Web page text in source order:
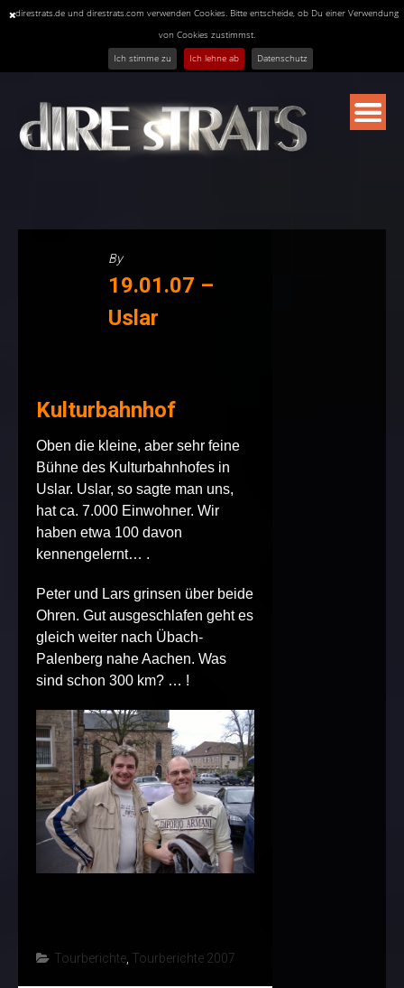
direstrats.de und direstrats.com verwenden Cookies. Bitte entscheide, ob Du einer Verwendung
von Cookies zustimmst.
Ich stimme zu
Ich lehne ab Datenschutz
content
By
19.01.07 –
Uslar
Kulturbahnhof
Oben die kleine, aber sehr feine
Bühne des Kulturbahnhofes in
Uslar. Uslar, so sagte man uns,
hat ca. 7.000 Einwohner. Wir
haben etwa 100 davon
kennengelernt… .
Peter und Lars grinsen über beide
Ohren. Gut ausgeschlafen geht es
gleich weiter nach Übach-
Palenberg nahe Aachen. Was
sind schon 300 km? … !
Tourberichte, Tourberichte 2007